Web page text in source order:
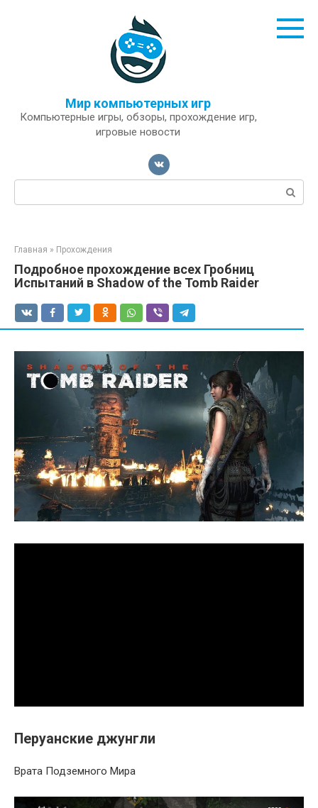
Мир компьютерных игр
Компьютерные игры, обзоры, прохождение игр,
игровые новости
Поиск:
Главная » Прохождения
Подробное прохождение всех Гробниц
Испытаний в Shadow of the Tomb Raider
Перуанские джунгли
Врата Подземного Мира